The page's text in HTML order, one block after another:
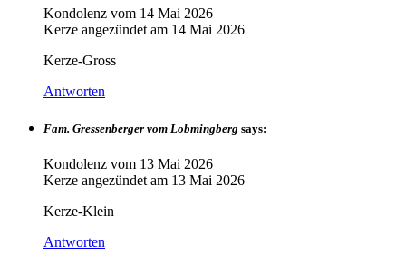
Kondolenz vom 14 Mai 2026
Kerze angezündet am 14 Mai 2026
Kerze-Gross
Antworten
Fam. Gressenberger vom Lobmingberg says:
Kondolenz vom 13 Mai 2026
Kerze angezündet am 13 Mai 2026
Kerze-Klein
Antworten